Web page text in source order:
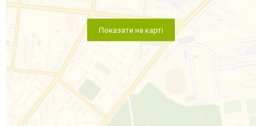
Показати на карті